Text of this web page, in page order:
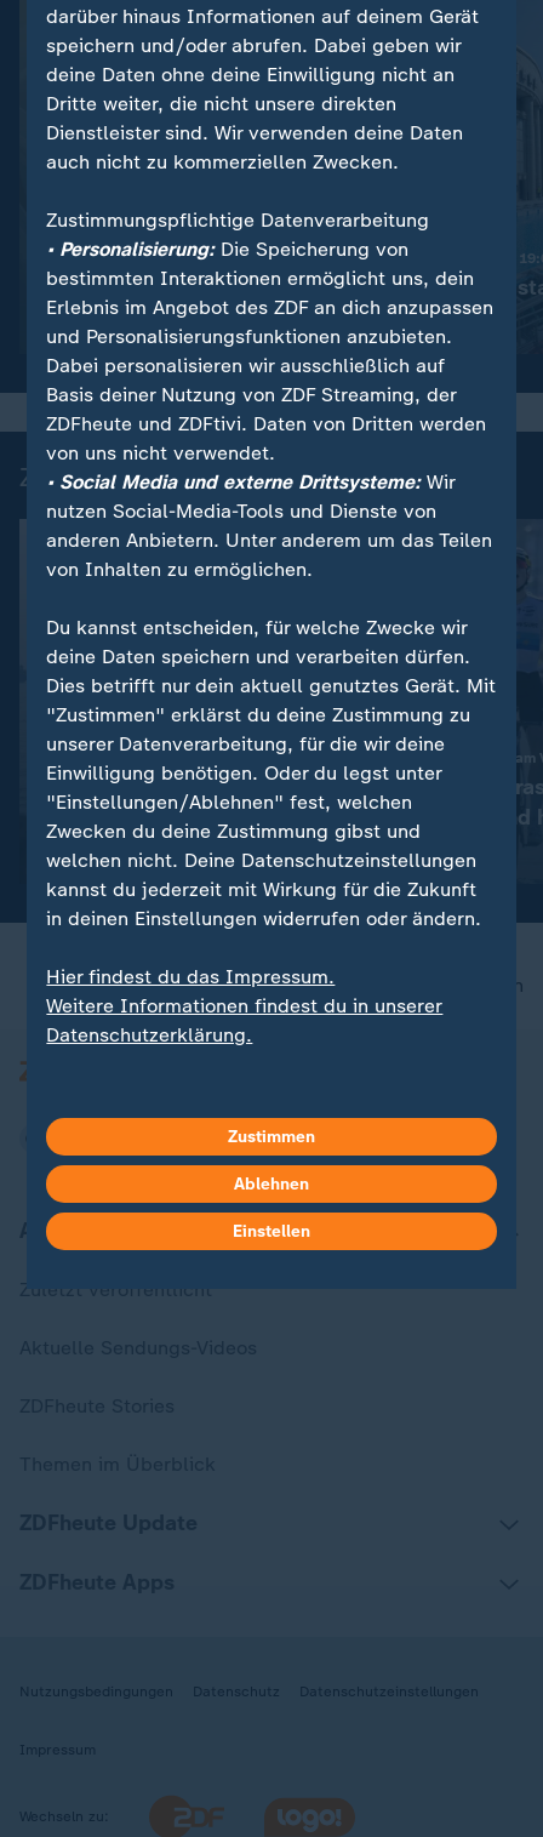
Nachrichten | heute 19:00 Uhr:
Trotz Krieg:
Leihmutterschaft in der
Ukraine
Nachrichten | heute
Schwimmbad
Zuletzt auf ZDFheute veröffentlicht
Aktuelle Entwicklungen:
Iran-Krieg und Nahost-
Konflikt: Alle Nachrichten im
Liveblog
Nach Enttäuschung am
Vollering
Konkurrenz und
Gelbmit Video0:41
nach oben
Aktuell bei ZDFheute
Zuletzt veröffentlicht
Nutzungsbedingungen Datenschutz Datenschutzeinstellungen
Impressum
Wechseln zu:
darüber hinaus Informationen auf deinem Gerät
speichern und/oder abrufen. Dabei geben wir
deine Daten ohne deine Einwilligung nicht an
Dritte weiter, die nicht unsere direkten
Dienstleister sind. Wir verwenden deine Daten
auch nicht zu kommerziellen Zwecken.
Zustimmungspflichtige Datenverarbeitung
• Personalisierung:Die Speicherung von
bestimmten Interaktionen ermöglicht uns, dein
Erlebnis im Angebot des ZDF an dich anzupassen
und Personalisierungsfunktionen anzubieten.
Dabei personalisieren wir ausschließlich auf
Basis deiner Nutzung von ZDF Streaming, der
ZDFheute und ZDFtivi. Daten von Dritten werden
von uns nicht verwendet.
• Social Media und externe Drittsysteme:Wir
nutzen Social-Media-Tools und Dienste von
anderen Anbietern. Unter anderem um das Teilen
von Inhalten zu ermöglichen.
Du kannst entscheiden, für welche Zwecke wir
deine Daten speichern und verarbeiten dürfen.
Dies betrifft nur dein aktuell genutztes Gerät. Mit
"Zustimmen" erklärst du deine Zustimmung zu
unserer Datenverarbeitung, für die wir deine
Einwilligung benötigen. Oder du legst unter
"Einstellungen/Ablehnen" fest, welchen
Zwecken du deine Zustimmung gibst und
welchen nicht. Deine Datenschutzeinstellungen
kannst du jederzeit mit Wirkung für die Zukunft
in deinen Einstellungen widerrufen oder ändern.
Hier findest du das Impressum.
Weitere Informationen findest du in unserer
Datenschutzerklärung.
Zustimmen
Ablehnen
Einstellen